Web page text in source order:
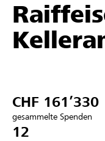
Unterstützen
Hilfe &
CHF 161’330
gesammelte Spenden
12